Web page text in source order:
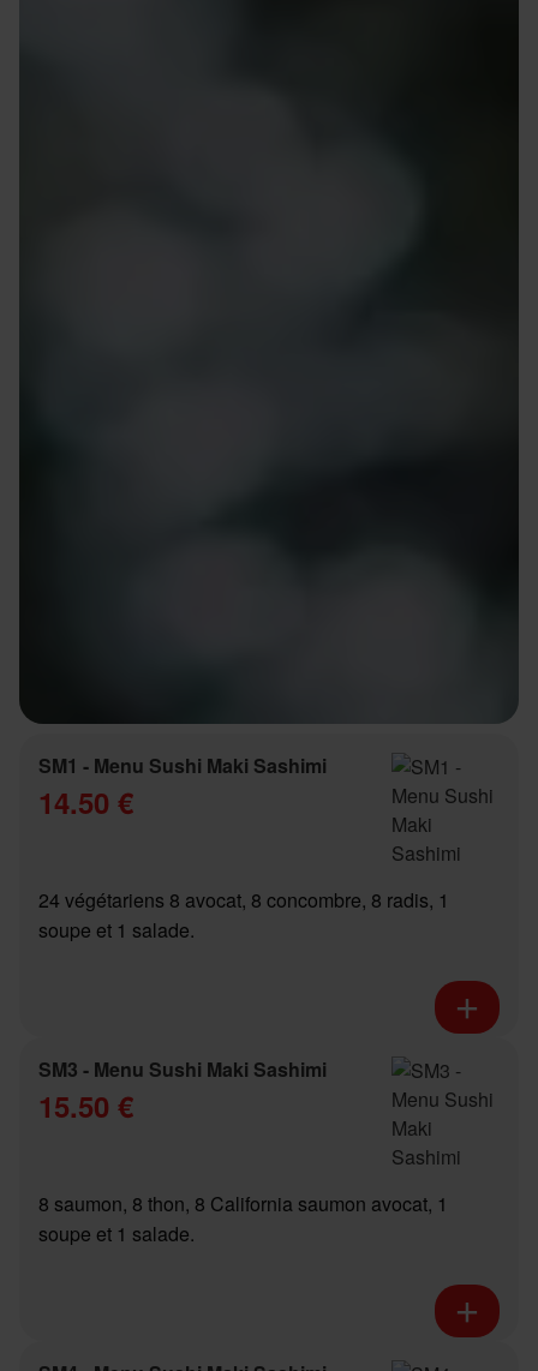
SM1 - Menu Sushi Maki Sashimi
14.50 €
24 végétariens 8 avocat, 8 concombre, 8 radis, 1
soupe et 1 salade.
SM3 - Menu Sushi Maki Sashimi
15.50 €
8 saumon, 8 thon, 8 California saumon avocat, 1
soupe et 1 salade.